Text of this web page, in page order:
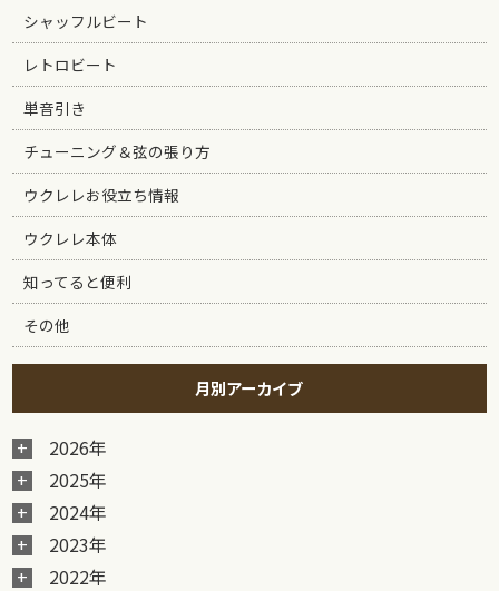
シャッフルビート
レトロビート
単音引き
チューニング＆弦の張り方
ウクレレお役立ち情報
ウクレレ本体
知ってると便利
その他
月別アーカイブ
2026年
2025年
2024年
2023年
2022年